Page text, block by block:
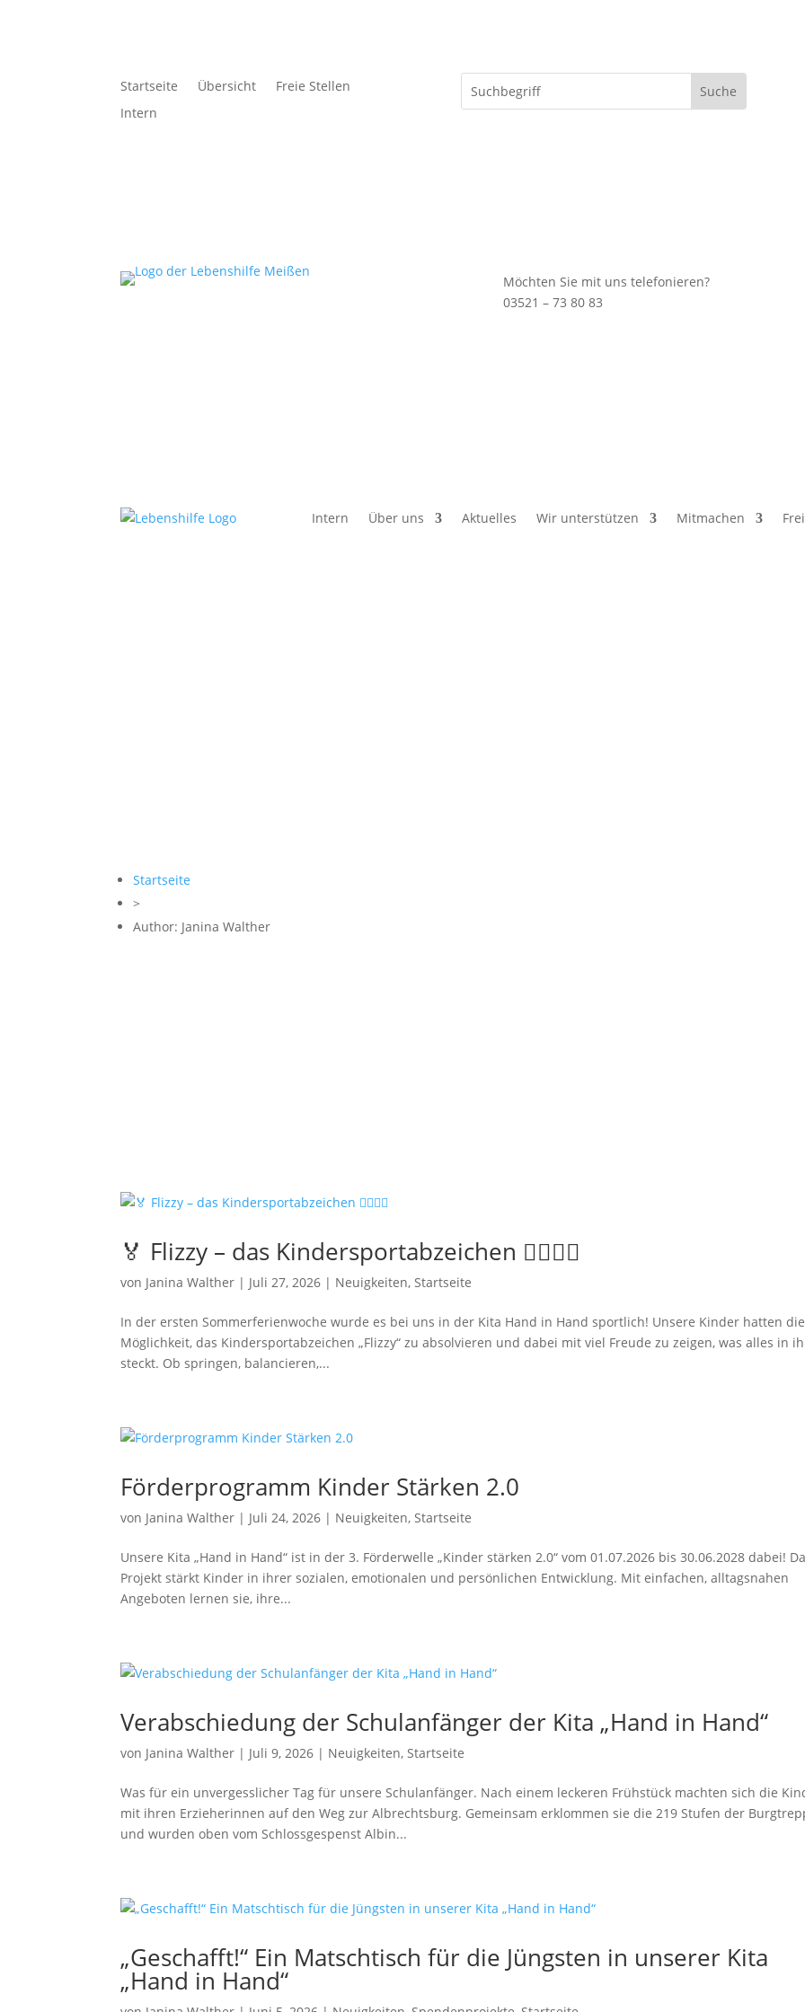
Startseite Übersicht
Freie Stellen
Intern
Möchten Sie mit uns telefonieren?
03521 – 73 80 83
Intern Über uns Aktuelles Wir unterstützen Mitmachen
Startseite
>
Author: Janina Walther
🏅 Flizzy – das Kindersportabzeichen 🏃‍♀️🤸‍♂️
von Janina Walther | Juli 27, 2026 | Neuigkeiten,Startseite
In der ersten Sommerferienwoche wurde es bei uns in der Kita Hand in Hand sportlich! Unsere Kinder hatten die
Möglichkeit, das Kindersportabzeichen „Flizzy“ zu absolvieren und dabei mit viel Freude zu zeigen, was alles in
steckt. Ob springen, balancieren,...
Förderprogramm Kinder Stärken 2.0
von Janina Walther | Juli 24, 2026 | Neuigkeiten,Startseite
Unsere Kita „Hand in Hand“ ist in der 3. Förderwelle „Kinder stärken 2.0“ vom 01.07.2026 bis 30.06.2028 dabei!
Projekt stärkt Kinder in ihrer sozialen, emotionalen und persönlichen Entwicklung. Mit einfachen, alltagsnahen
Angeboten lernen sie, ihre...
Verabschiedung der Schulanfänger der Kita „Hand in Hand“
von Janina Walther | Juli 9, 2026 | Neuigkeiten,Startseite
Was für ein unvergesslicher Tag für unsere Schulanfänger. Nach einem leckeren Frühstück machten sich die
mit ihren Erzieherinnen auf den Weg zur Albrechtsburg. Gemeinsam erklommen sie die 219 Stufen der
und wurden oben vom Schlossgespenst Albin...
„Geschafft!“ Ein Matschtisch für die Jüngsten in unserer Kita
„Hand in Hand“